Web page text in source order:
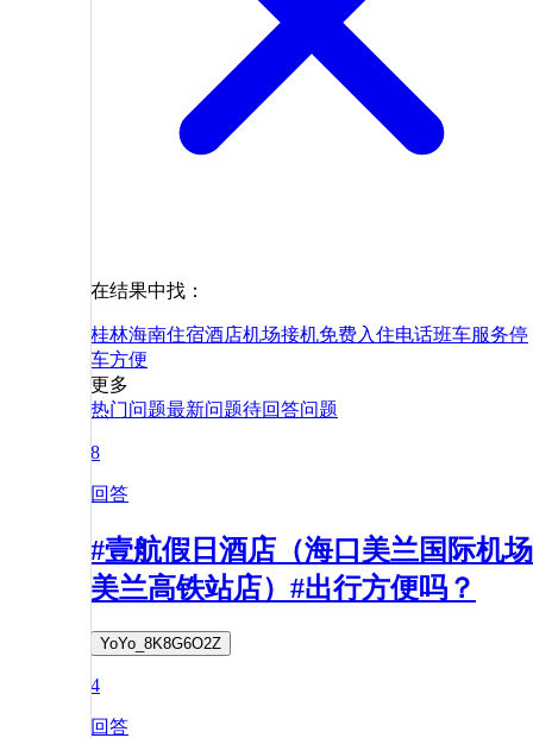
在结果中找：
桂林海南住宿酒店机场接机免费入住电话班车服务停
车方便
更多
热门问题最新问题待回答问题
8
回答
#壹航假日酒店（海口美兰国际机场
美兰高铁站店）#出行方便吗？
YoYo_8K8G6O2Z
4
回答